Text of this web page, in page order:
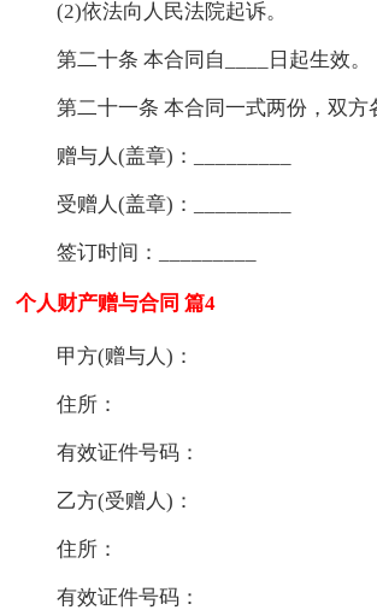
(2)依法向人民法院起诉。
第二十条 本合同自____日起生效。
第二十一条 本合同一式两份，双方
赠与人(盖章)：_________
受赠人(盖章)：_________
签订时间：_________
个人财产赠与合同 篇4
甲方(赠与人)：
住所：
有效证件号码：
乙方(受赠人)：
住所：
有效证件号码：